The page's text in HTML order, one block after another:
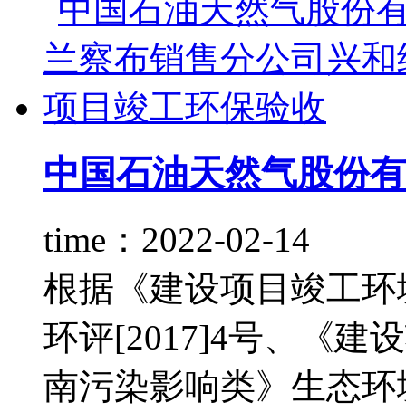
中国石油天然气股份
time：2022-02-14
根据《建设项目竣工
环评[2017]4号、《建
南污染影响类》生态